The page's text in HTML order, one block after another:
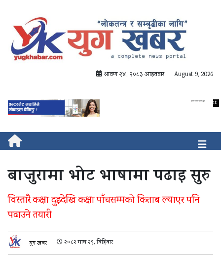
श्रावण २४, २०८३ आइतबार August 9, 2026
बाजुरामा भोट भाषामा पढाइ सुरु
विस्तारै कक्षा दुइदेखि कक्षा पाँचसम्मको किताब ल्याएर पनि
पढाउने तयारी
युग खबर २०८२ माघ २९, बिहिबार